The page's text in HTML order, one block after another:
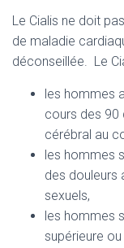
Le Cialis ne doit
de maladie
déconseillée. Le
les hommes
cours des 90
cérébral au
les hommes
des douleurs
sexuels,
les hommes
supérieure